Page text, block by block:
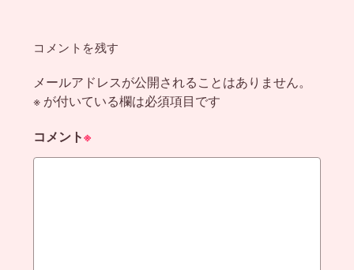
コメントを残す
メールアドレスが公開されることはありません。
※ が付いている欄は必須項目です
コメント※